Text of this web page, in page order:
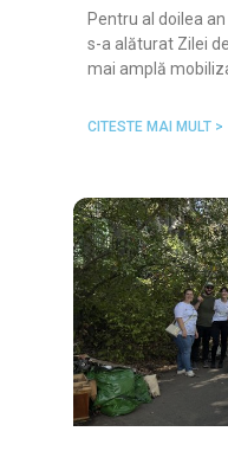
Pentru al doilea
s-a alăturat Zilei
mai amplă
CITESTE MAI MULT >